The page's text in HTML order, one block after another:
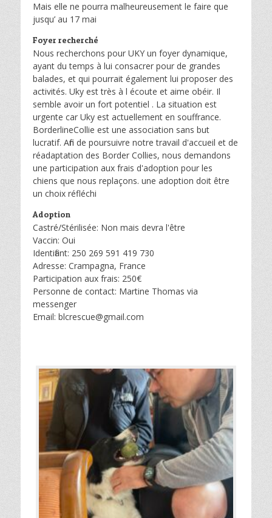
Mais elle ne pourra malheureusement le faire que
jusqu’ au 17 mai
Foyer recherché
Nous recherchons pour UKY un foyer dynamique,
ayant du temps à lui consacrer pour de grandes
balades, et qui pourrait également lui proposer des
activités. Uky est très à l écoute et aime obéir. Il
semble avoir un fort potentiel . La situation est
urgente car Uky est actuellement en souffrance.
BorderlineCollie est une association sans but
lucratif. Afin de poursuivre notre travail d'accueil et de
réadaptation des Border Collies, nous demandons
une participation aux frais d'adoption pour les
chiens que nous replaçons. une adoption doit être
un choix réfléchi
Adoption
Castré/Stérilisée: Non mais devra l'être
Vaccin: Oui
Identifiant: 250 269 591 419 730
Adresse: Crampagna, France
Participation aux frais: 250€
Personne de contact: Martine Thomas via
messenger
Email: blcrescue@gmail.com